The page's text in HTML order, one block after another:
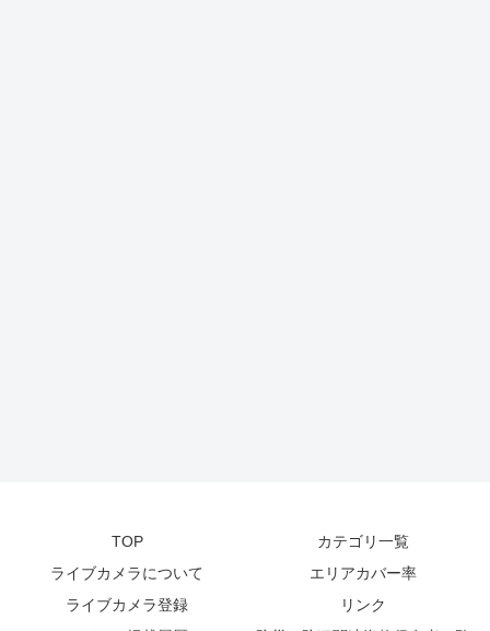
TOP
カテゴリ一覧
ライブカメラについて
エリアカバー率
ライブカメラ登録
リンク